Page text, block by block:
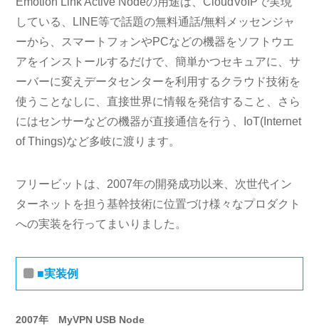
している、LINE等で話題の無料通話/無料メッセンジャ
ーから、スマートフォンやPCなどの機器をソフトウエ
アをインストールするだけで、簡単かつセキュアに、サ
ーバーに変えデータセンターを利用するクラウド技術を
使うことなしに、直接世界に情報を発信すること、さら
にはセンサーなどの機器が直接通信を行う、IoT(Internet
of Things)など多岐に渡ります。
フリービットは、2007年の開発成功以来、次世代イン
ターネットを担う基幹技術に位置づけ様々なプロダクト
への実装を行ってまいりました。
■実装例
2007年 MyVPN USB Node